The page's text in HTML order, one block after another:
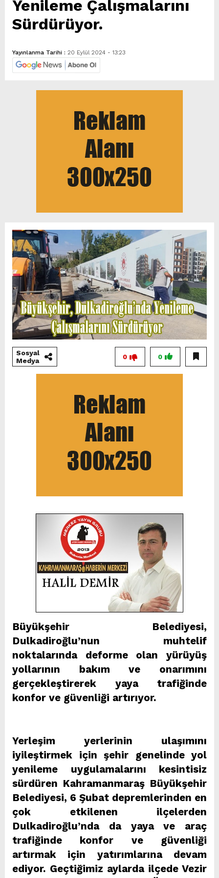
Yenileme Çalışmalarını
Sürdürüyor.
Yayınlanma Tarihi : 20 Eylül 2024 - 13:23
Sosyal
Medya
0
0
Büyükşehir Belediyesi,
Dulkadiroğlu’nun muhtelif
noktalarında deforme olan yürüyüş
yollarının bakım ve onarımını
gerçekleştirerek yaya trafiğinde
konfor ve güvenliği artırıyor.
Yerleşim yerlerinin ulaşımını
iyileştirmek için şehir genelinde yol
yenileme uygulamalarını kesintisiz
sürdüren Kahramanmaraş Büyükşehir
Belediyesi, 6 Şubat depremlerinden en
çok etkilenen ilçelerden
Dulkadiroğlu’nda da yaya ve araç
trafiğinde konfor ve güvenliği
artırmak için yatırımlarına devam
ediyor. Geçtiğimiz aylarda ilçede Vezir